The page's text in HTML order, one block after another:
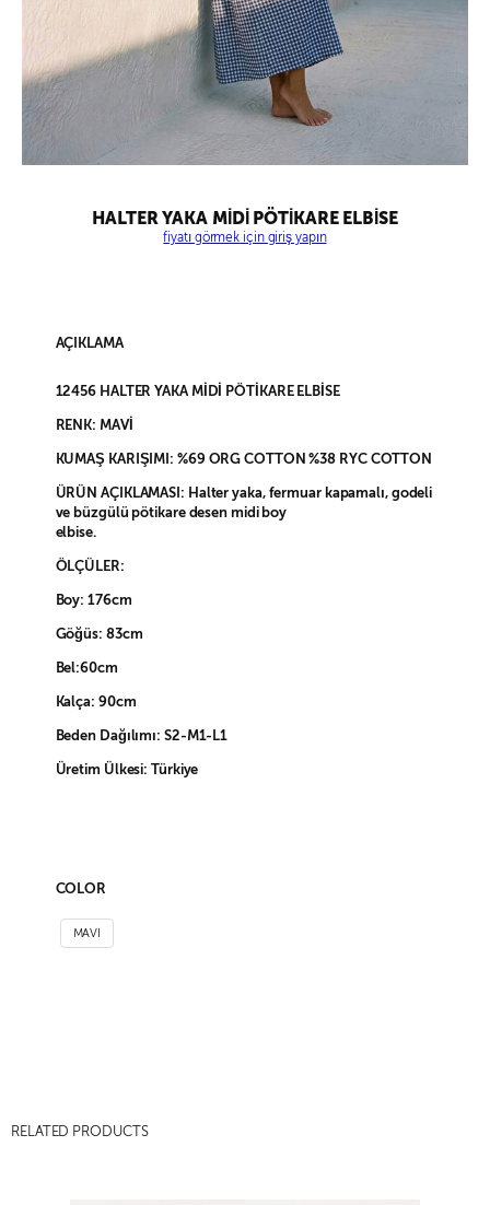
HALTER YAKA MİDİ PÖTİKARE ELBİSE
fiyatı görmek için giriş yapın
AÇIKLAMA
12456 HALTER YAKA MİDİ PÖTİKARE ELBİSE
RENK: MAVİ
KUMAŞ KARIŞIMI: %69 ORG COTTON %38 RYC COTTON
ÜRÜN AÇIKLAMASI: Halter yaka, fermuar kapamalı, godeli
ve büzgülü pötikare desen midi boy
elbise.
ÖLÇÜLER:
Boy: 176cm
Göğüs: 83cm
Bel:60cm
Kalça: 90cm
Beden Dağılımı: S2-M1-L1
Üretim Ülkesi: Türkiye
COLOR
MAVI
RELATED PRODUCTS